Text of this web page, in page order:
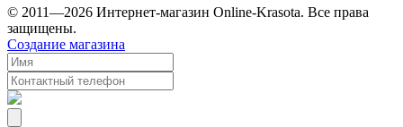
© 2011—2026 Интернет-магазин Online-Krasota. Все права
защищены.
Создание магазина